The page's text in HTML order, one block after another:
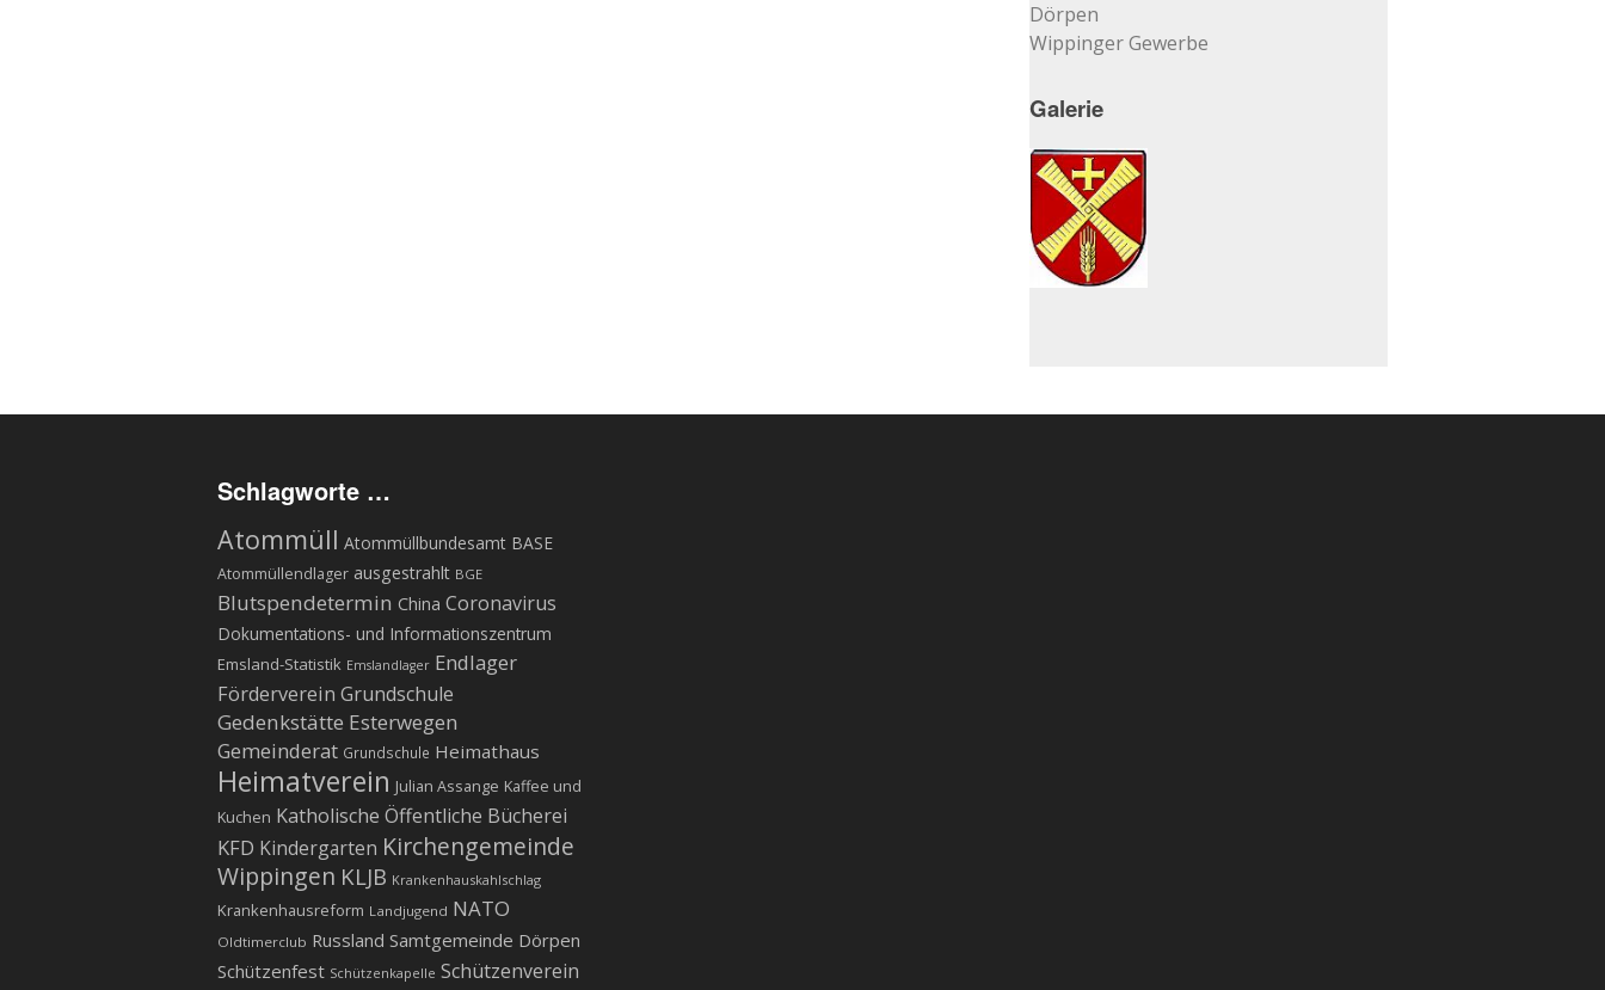
Dörpen
Wippinger Gewerbe
Galerie
Schlagworte …
Atommüll Atommüllbundesamt BASE
Atommüllendlager ausgestrahlt BGE
Blutspendetermin China Coronavirus
Dokumentations- und Informationszentrum
Emsland-Statistik Emslandlager Endlager
Förderverein Grundschule
Gedenkstätte Esterwegen
Gemeinderat Grundschule Heimathaus
Heimatverein Julian Assange Kaffee und
Kuchen Katholische Öffentliche Bücherei
KFD Kindergarten Kirchengemeinde
Wippingen KLJB Krankenhauskahlschlag
Krankenhausreform Landjugend NATO
Oldtimerclub Russland Samtgemeinde Dörpen
Schützenfest Schützenkapelle Schützenverein